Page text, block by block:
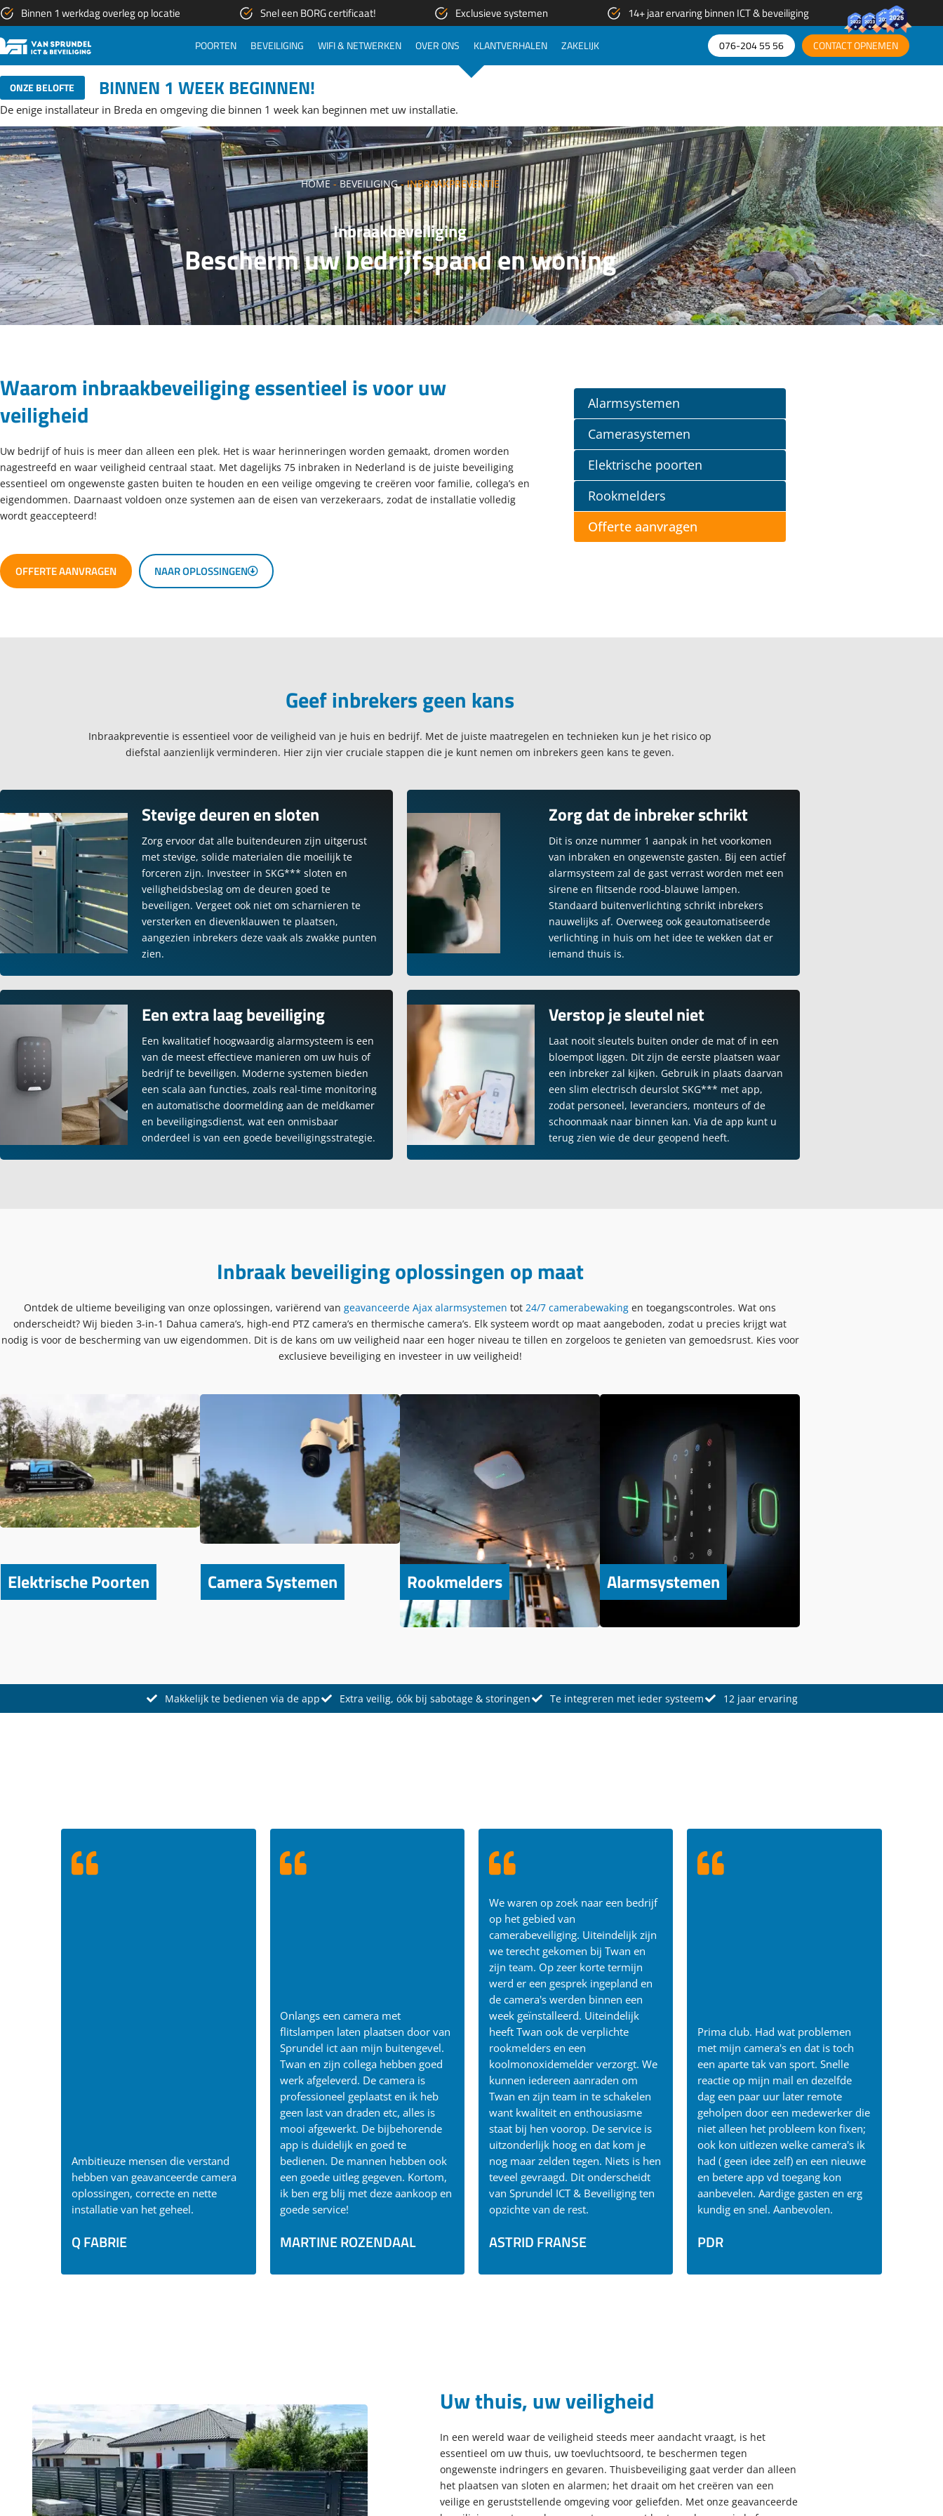
Ga
naar
de
inhoud
Binnen 1 werkdag overleg op locatie Snel een BORG certificaat! Exclusieve systemen 14+ jaar ervaring binnen ICT & beveiliging
POORTEN BEVEILIGING WIFI & NETWERKEN OVER ONS KLANTVERHALEN ZAKELIJK 076-204 55 56​ CONTACT OPNEMEN
ONZE BELOFTE BINNEN 1 WEEK BEGINNEN!
De enige installateur in Breda en omgeving die binnen 1 week kan beginnen met uw installatie.
HOME-BEVEILIGING-INBRAAKPREVENTIE
Inbraakbeveiliging
Bescherm uw bedrijfspand en woning
Waarom inbraakbeveiliging essentieel is voor uw
veiligheid
Uw bedrijf of huis is meer dan alleen een plek. Het is waar herinneringen worden gemaakt, dromen worden
nagestreefd en waar veiligheid centraal staat. Met dagelijks 75 inbraken in Nederland is de juiste beveiliging
essentieel om ongewenste gasten buiten te houden en een veilige omgeving te creëren voor familie, collega’s en
eigendommen. Daarnaast voldoen onze systemen aan de eisen van verzekeraars, zodat de installatie volledig
wordt geaccepteerd!
OFFERTE AANVRAGEN NAAR OPLOSSINGEN
Alarmsystemen
Camerasystemen
Elektrische poorten
Rookmelders
Offerte aanvragen
Geef inbrekers geen kans
Inbraakpreventie is essentieel voor de veiligheid van je huis en bedrijf. Met de juiste maatregelen en technieken kun je het risico op
diefstal aanzienlijk verminderen. Hier zijn vier cruciale stappen die je kunt nemen om inbrekers geen kans te geven.
Stevige deuren en sloten
Zorg ervoor dat alle buitendeuren zijn uitgerust
met stevige, solide materialen die moeilijk te
forceren zijn. Investeer in SKG*** sloten en
veiligheidsbeslag om de deuren goed te
beveiligen. Vergeet ook niet om scharnieren te
versterken en dievenklauwen te plaatsen,
aangezien inbrekers deze vaak als zwakke punten
zien.
Een extra laag beveiliging
Een kwalitatief hoogwaardig alarmsysteem is een
van de meest effectieve manieren om uw huis of
bedrijf te beveiligen. Moderne systemen bieden
een scala aan functies, zoals real-time monitoring
en automatische doormelding aan de meldkamer
en beveiligingsdienst, wat een onmisbaar
onderdeel is van een goede beveiligingsstrategie.
Zorg dat de inbreker schrikt
Dit is onze nummer 1 aanpak in het voorkomen
van inbraken en ongewenste gasten. Bij een actief
alarmsysteem zal de gast verrast worden met een
sirene en flitsende rood-blauwe lampen.
Standaard buitenverlichting schrikt inbrekers
nauwelijks af. Overweeg ook geautomatiseerde
verlichting in huis om het idee te wekken dat er
iemand thuis is.
Verstop je sleutel niet
Laat nooit sleutels buiten onder de mat of in een
bloempot liggen. Dit zijn de eerste plaatsen waar
een inbreker zal kijken. Gebruik in plaats daarvan
een slim electrisch deurslot SKG*** met app,
zodat personeel, leveranciers, monteurs of de
schoonmaak naar binnen kan. Via de app kunt u
terug zien wie de deur geopend heeft.
Inbraak beveiliging oplossingen op maat
Ontdek de ultieme beveiliging van onze oplossingen, variërend van geavanceerde Ajax alarmsystemen tot 24/7 camerabewaking en toegangscontroles. Wat ons
onderscheidt? Wij bieden 3-in-1 Dahua camera’s, high-end PTZ camera’s en thermische camera’s. Elk systeem wordt op maat aangeboden, zodat u precies krijgt wat
nodig is voor de bescherming van uw eigendommen. Dit is de kans om uw veiligheid naar een hoger niveau te tillen en zorgeloos te genieten van gemoedsrust. Kies voor
exclusieve beveiliging en investeer in uw veiligheid!
Elektrische Poorten Camera Systemen Rookmelders Alarmsystemen
Makkelijk te bedienen via de app Extra veilig, óók bij sabotage & storingen Te integreren met ieder systeem 12 jaar ervaring
Ambitieuze mensen die verstand
hebben van geavanceerde camera
oplossingen, correcte en nette
installatie van het geheel.
Q FABRIE
Onlangs een camera met
flitslampen laten plaatsen door van
Sprundel ict aan mijn buitengevel.
Twan en zijn collega hebben goed
werk afgeleverd. De camera is
professioneel geplaatst en ik heb
geen last van draden etc, alles is
mooi afgewerkt. De bijbehorende
app is duidelijk en goed te
bedienen. De mannen hebben ook
een goede uitleg gegeven. Kortom,
ik ben erg blij met deze aankoop en
goede service!
MARTINE ROZENDAAL
We waren op zoek naar een bedrijf
op het gebied van
camerabeveiliging. Uiteindelijk zijn
we terecht gekomen bij Twan en
zijn team. Op zeer korte termijn
werd er een gesprek ingepland en
de camera's werden binnen een
week geïnstalleerd. Uiteindelijk
heeft Twan ook de verplichte
rookmelders en een
koolmonoxidemelder verzorgt. We
kunnen iedereen aanraden om
Twan en zijn team in te schakelen
want kwaliteit en enthousiasme
staat bij hen voorop. De service is
uitzonderlijk hoog en dat kom je
nog maar zelden tegen. Niets is hen
teveel gevraagd. Dit onderscheidt
van Sprundel ICT & Beveiliging ten
opzichte van de rest.
ASTRID FRANSE
Prima club. Had wat problemen
met mijn camera's en dat is toch
een aparte tak van sport. Snelle
reactie op mijn mail en dezelfde
dag een paar uur later remote
geholpen door een medewerker die
niet alleen het probleem kon fixen;
ook kon uitlezen welke camera's ik
had ( geen idee zelf) en een nieuwe
en betere app vd toegang kon
aanbevelen. Aardige gasten en erg
kundig en snel. Aanbevolen.
PDR
Uw thuis, uw veiligheid
In een wereld waar de veiligheid steeds meer aandacht vraagt, is het
essentieel om uw thuis, uw toevluchtsoord, te beschermen tegen
ongewenste indringers en gevaren. Thuisbeveiliging gaat verder dan alleen
het plaatsen van sloten en alarmen; het draait om het creëren van een
veilige en geruststellende omgeving voor geliefden. Met onze geavanceerde